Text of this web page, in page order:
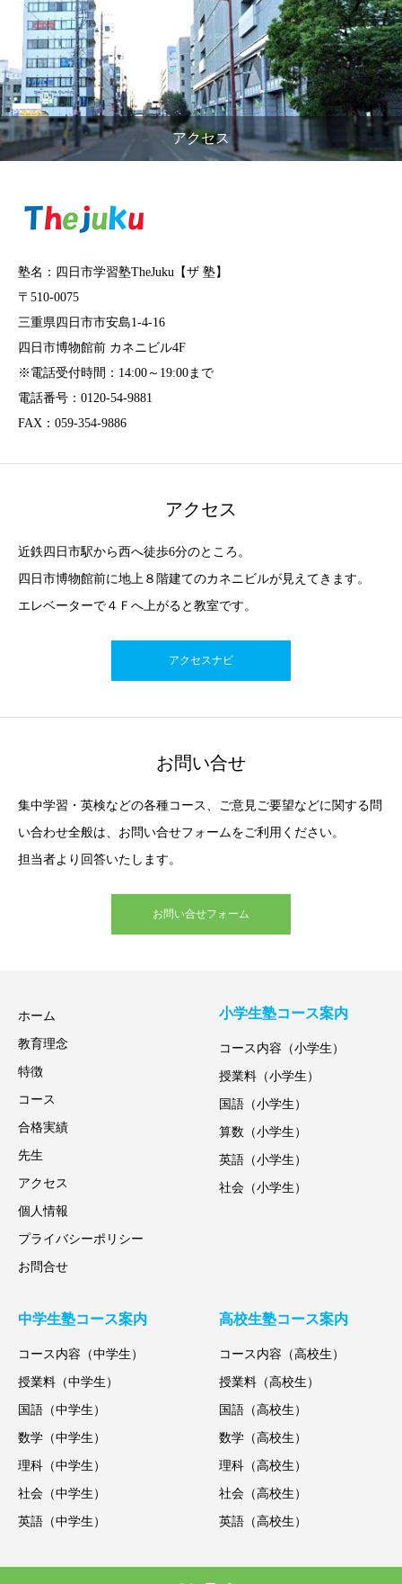
アクセス
塾名：四日市学習塾TheJuku【ザ 塾】
〒510-0075
三重県四日市市安島1-4-16
四日市博物館前 カネニビル4F
※電話受付時間：14:00～19:00まで
電話番号：0120-54-9881
FAX：059-354-9886
アクセス
近鉄四日市駅から西へ徒歩6分のところ。
四日市博物館前に地上８階建てのカネニビルが見えてきます。
エレベーターで４Ｆへ上がると教室です。
アクセスナビ
お問い合せ
集中学習・英検などの各種コース、ご意見ご要望などに関する問
い合わせ全般は、お問い合せフォームをご利用ください。
担当者より回答いたします。
お問い合せフォーム
ホーム
教育理念
特徴
コース
合格実績
先生
アクセス
個人情報
プライバシーポリシー
お問合せ
小学生塾コース案内
コース内容（小学生）
授業料（小学生）
国語（小学生）
算数（小学生）
英語（小学生）
社会（小学生）
中学生塾コース案内
コース内容（中学生）
授業料（中学生）
国語（中学生）
数学（中学生）
理科（中学生）
社会（中学生）
英語（中学生）
高校生塾コース案内
コース内容（高校生）
授業料（高校生）
国語（高校生）
数学（高校生）
理科（高校生）
社会（高校生）
英語（高校生）